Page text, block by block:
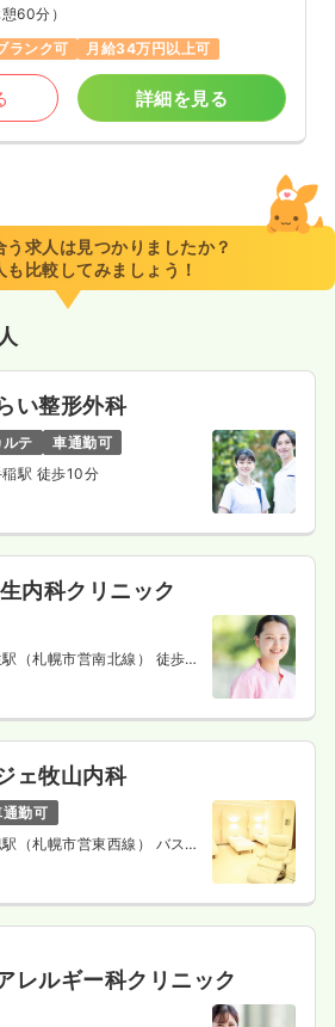
憩60分）
ランク可 月給34万円以上可
詳細を見る
う求人は見つかりましたか？
も比較してみましょう！
い整形外科
テ
車通勤可
稲駅 徒歩10分
内科クリニック
（札幌市営南北線） 徒歩1
ェ牧山内科
通勤可
（札幌市営東西線） バス9
レルギー科クリニック